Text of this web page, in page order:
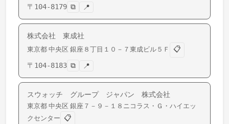
〒 104-8179 ⧉ 📍
株式会社 東成社
東京都 中央区 銀座 ８丁目１０－７東成ビル５Ｆ
📋
〒 104-8183 ⧉ 📍
スウォッチ グループ ジャパン 株式会社
東京都 中央区 銀座 ７－９－１８ニコラス・Ｇ・ハイエッ
クセンター 📋